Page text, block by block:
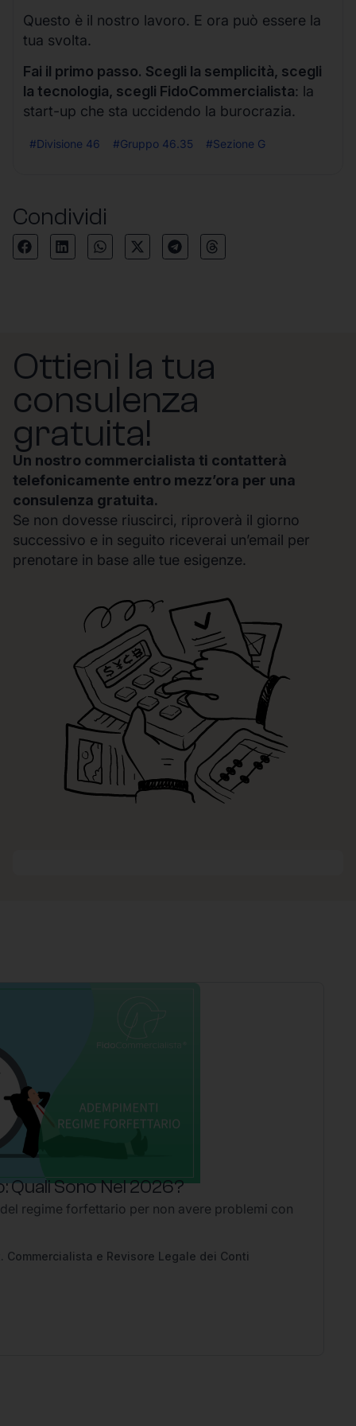
Questo è il nostro lavoro. E ora può essere la
tua svolta.
Fai il primo passo. Scegli la semplicità, scegli
la tecnologia, scegli FidoCommercialista: la
start-up che sta uccidendo la burocrazia.
#Divisione 46 #Gruppo 46.35 #Sezione G
Condividi
Ottieni la tua
consulenza
gratuita!
Un nostro commercialista ti contatterà
telefonicamente entro mezz’ora per una
consulenza gratuita.
Se non dovesse riuscirci, riproverà il giorno
successivo e in seguito riceverai un’email per
prenotare in base alle tue esigenze.
Sono Nel 2026?
regime forfettario per non avere problemi con
Commercialista e Revisore Legale dei Conti